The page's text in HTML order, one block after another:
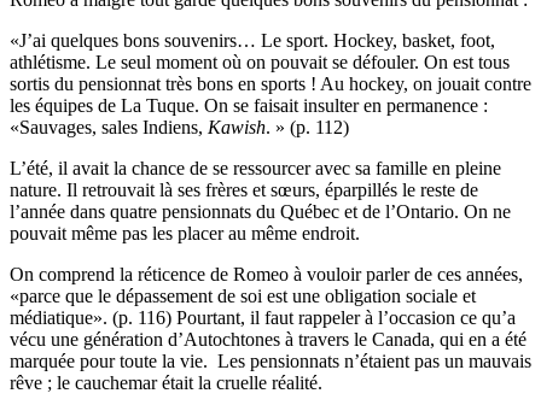
«J’ai quelques bons souvenirs… Le sport. Hockey, basket, foot,
athlétisme. Le seul moment où on pouvait se défouler. On est tous
sortis du pensionnat très bons en sports ! Au hockey, on jouait contre
les équipes de La Tuque. On se faisait insulter en permanence :
«Sauvages, sales Indiens, Kawish. » (p. 112)
L’été, il avait la chance de se ressourcer avec sa famille en pleine
nature. Il retrouvait là ses frères et sœurs, éparpillés le reste de
l’année dans quatre pensionnats du Québec et de l’Ontario. On ne
pouvait même pas les placer au même endroit.
On comprend la réticence de Romeo à vouloir parler de ces années,
«parce que le dépassement de soi est une obligation sociale et
médiatique». (p. 116) Pourtant, il faut rappeler à l’occasion ce qu’a
vécu une génération d’Autochtones à travers le Canada, qui en a été
marquée pour toute la vie. Les pensionnats n’étaient pas un mauvais
rêve ; le cauchemar était la cruelle réalité.